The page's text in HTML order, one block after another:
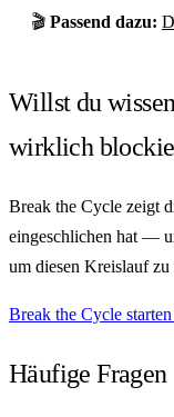
🎬 Passend dazu:
Willst du
wirklich
Break the Cycle zeigt
eingeschlichen hat —
um diesen Kreislauf zu
Break the Cycle
Häufige Fragen